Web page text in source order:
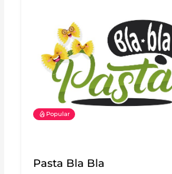
Popular
Pasta Bla Bla